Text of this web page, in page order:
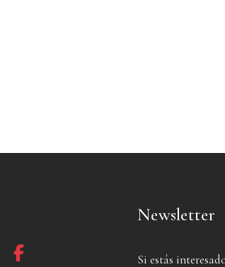
Newsletter
Si estás